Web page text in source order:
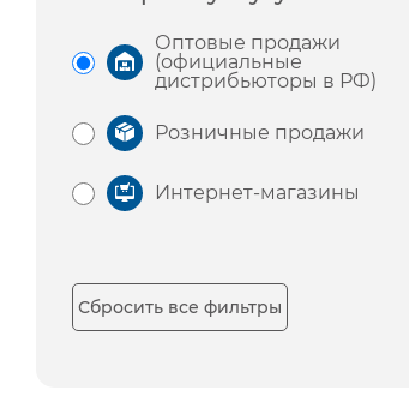
Оптовые продажи
(официальные
дистрибьюторы в РФ)
Розничные продажи
Интернет-магазины
Сбросить все фильтры